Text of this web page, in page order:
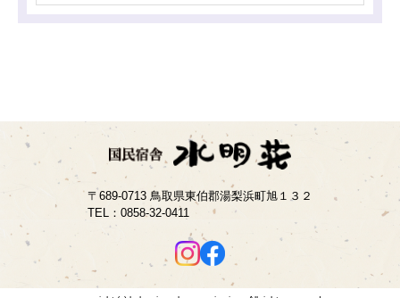
〒689-0713 鳥取県東伯郡湯梨浜町旭１３２
TEL： 0858-32-0411